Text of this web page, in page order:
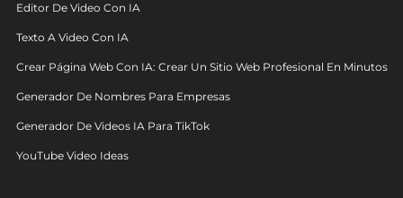
Editor De Video Con IA
Texto A Video Con IA
Crear Página Web Con IA: Crear Un Sitio Web Profesional En Minutos
Generador De Nombres Para Empresas
Generador De Videos IA Para TikTok
YouTube Video Ideas